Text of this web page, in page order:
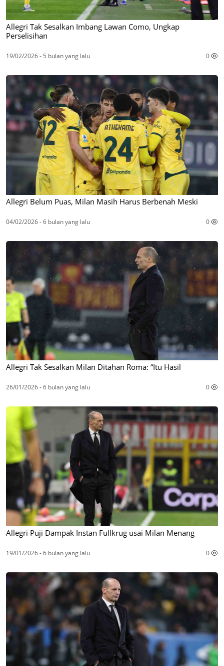
Allegri Tak Sesalkan Imbang Lawan Como, Ungkap
Perselisihan
19/02/2026 - 5 bulan yang lalu 0
Allegri Belum Puas, Milan Masih Harus Berbenah Meski
04/02/2026 - 6 bulan yang lalu 0
Allegri Tak Sesalkan Milan Ditahan Roma: “Itu Hasil
26/01/2026 - 6 bulan yang lalu 0
Allegri Puji Dampak Instan Fullkrug usai Milan Menang
19/01/2026 - 6 bulan yang lalu 0